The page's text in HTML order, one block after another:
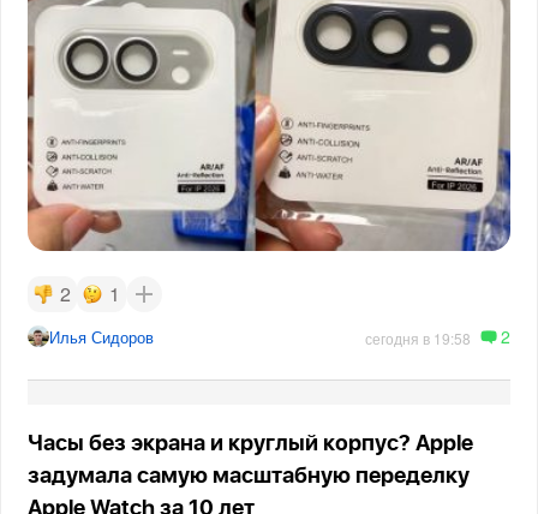
2 1
Илья Сидоров сегодня в 19:58 2
Часы без экрана и круглый корпус? Apple
задумала самую масштабную переделку
Apple Watch за 10 лет